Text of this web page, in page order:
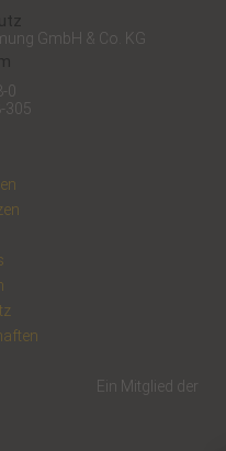
GmbH & Co. KG
0
305
Ein Mitglied der